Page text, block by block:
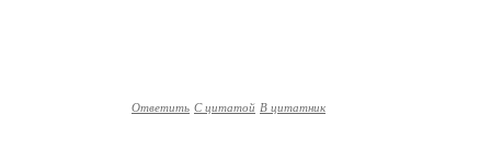
Ответить С цитатой В цитатник